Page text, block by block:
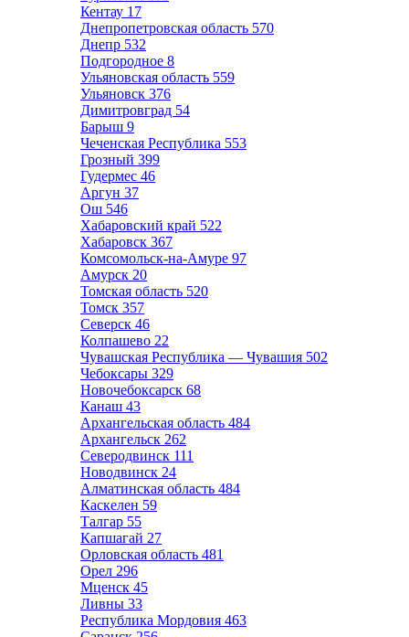
Кентау 17
Днепропетровская область 570
Днепр 532
Подгородное 8
Ульяновская область 559
Ульяновск 376
Димитровград 54
Барыш 9
Чеченская Республика 553
Грозный 399
Гудермес 46
Аргун 37
Ош 546
Хабаровский край 522
Хабаровск 367
Комсомольск-на-Амуре 97
Амурск 20
Томская область 520
Томск 357
Северск 46
Колпашево 22
Чувашская Республика — Чувашия 502
Чебоксары 329
Новочебоксарск 68
Канаш 43
Архангельская область 484
Архангельск 262
Северодвинск 111
Новодвинск 24
Алматинская область 484
Каскелен 59
Талгар 55
Капшагай 27
Орловская область 481
Орел 296
Мценск 45
Ливны 33
Республика Мордовия 463